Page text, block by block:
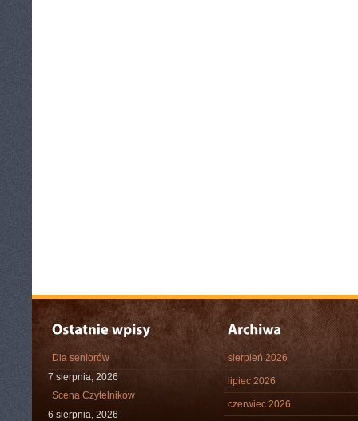
Dla seniorów
7 sierpnia, 2026
Scena Czytelników
6 sierpnia, 2026
sierpień 2026
lipiec 2026
czerwiec 2026